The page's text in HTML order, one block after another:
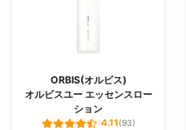
ORBIS(オルビス)
オルビスユー エッセンスロー
ション
4.11(93)